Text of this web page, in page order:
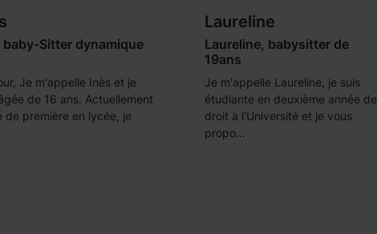
baby-Sitter dynamique
Je m'appelle Inès et je
de 16 ans. Actuellement
de première en lycée, je
Laureline
Laureline, babysitter de
19ans
Je m'appelle Laureline, je suis
étudiante en deuxième année de
droit à l’Université et je vous
propo...